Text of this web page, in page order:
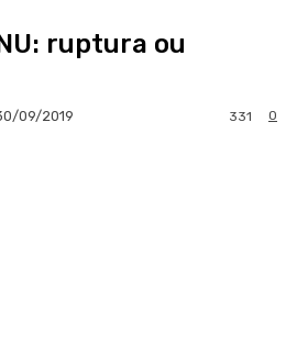
ruptura ou
09/2019 0
331